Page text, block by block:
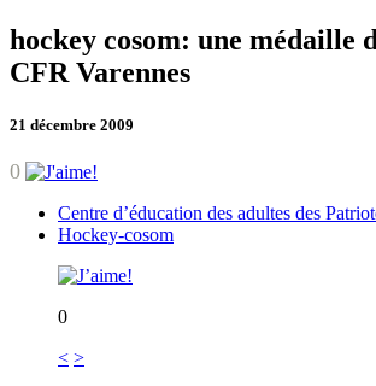
hockey cosom: une médaille
CFR Varennes
21 décembre 2009
0
Centre d’éducation des adultes des
Hockey-cosom
0
< >